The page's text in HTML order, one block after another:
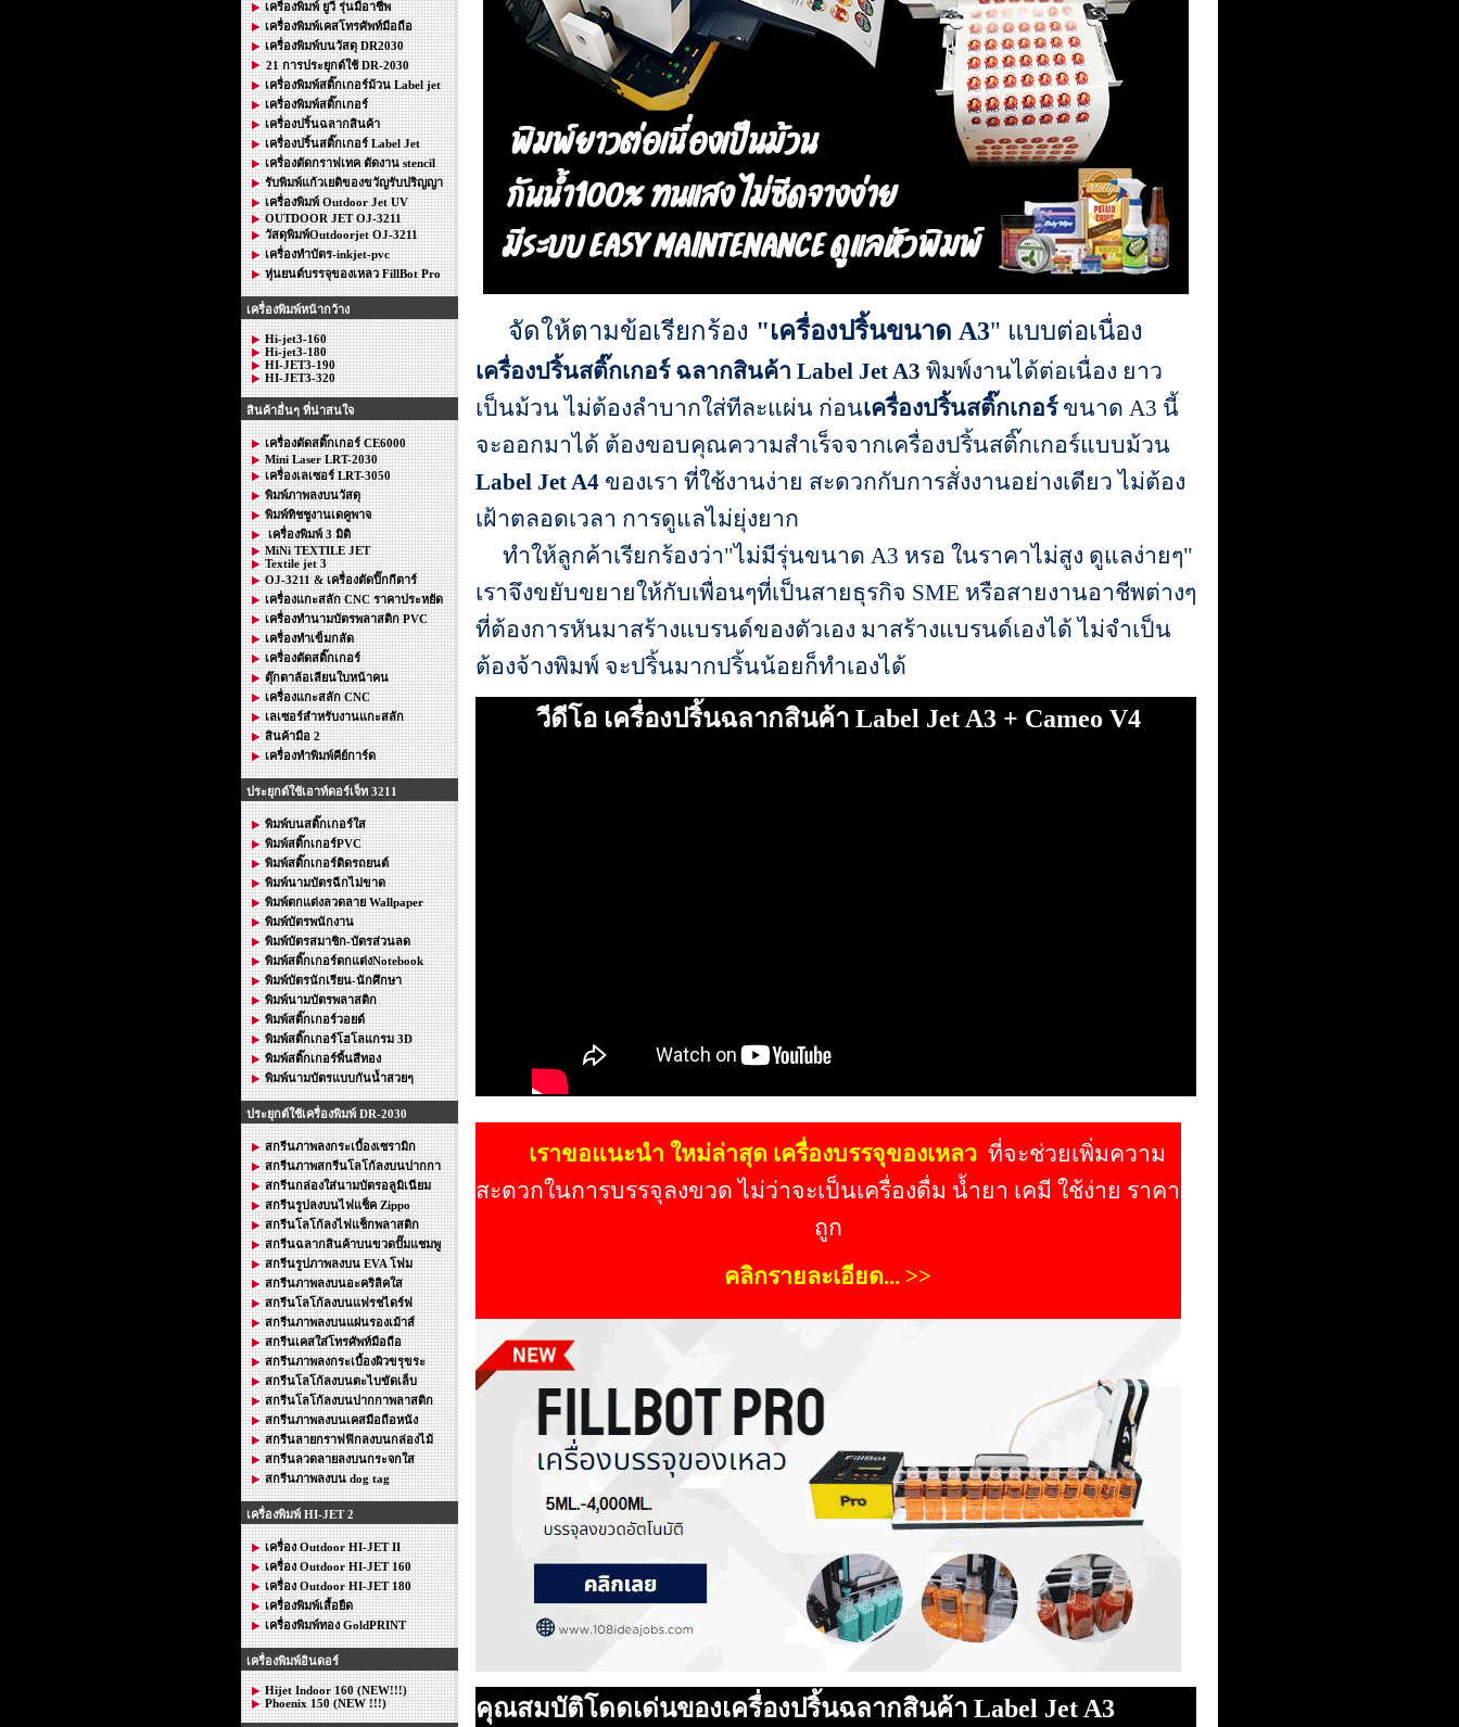
เครื่องพิมพ์ ยูวี รุ่นมือาชีพ
เครื่องพิมพ์เคสโทรศัพท์มือถือ
เครื่องพิมพ์บนวัสดุ DR2030
21 การประยุกต์ใช้ DR-2030
เครื่องพิมพ์สติ๊กเกอร์ม้วน Label jet
เครื่องพิมพ์สติ๊กเกอร์
เครื่องปริ้นฉลากสินค้า
เครื่องปริ้นสติ๊กเกอร์ Label Jet
เครื่องตัดกราฟเทค ตัดงาน stencil
รับพิมพ์แก้วเยติของขวัญรับปริญญา
เครื่องพิมพ์ Outdoor Jet UV
OUTDOOR JET OJ-3211
วัสดุพิมพ์Outdoorjet OJ-3211
เครื่องทำบัตร-inkjet-pvc
หุ่นยนต์บรรจุของเหลว FillBot Pro
เครื่องพิมพ์หน้ากว้าง
Hi-jet3-160
Hi-jet3-180
HI-JET3-190
HI-JET3-320
สินค้าอื่นๆ ที่น่าสนใจ
เครื่องตัดสติ๊กเกอร์ CE6000
Mini Laser LRT-2030
เครื่องเลเซอร์ LRT-3050
พิมพ์ภาพลงบนวัสดุ
พิมพ์ทิชชูงานเดคูพาจ
เครื่องพิมพ์ 3 มิติ
MiNi TEXTILE JET
Textile jet 3
OJ-3211 & เครื่องตัดปิ๊กกีตาร์
เครื่องแกะสลัก CNC ราคาประหยัด
เครื่องทำนามบัตรพลาสติก PVC
เครื่องทำเข็มกลัด
เครื่องตัดสติ๊กเกอร์
ตุ๊กตาล้อเลียนใบหน้าคน
เครื่องแกะสลัก CNC
เลเซอร์สำหรับงานแกะสลัก
สินค้ามือ 2
เครื่องทำพิมพ์คีย์การ์ด
ประยุกต์ใช้เอาท์ดอร์เจ็ท 3211
พิมพ์บนสติ๊กเกอร์ใส
พิมพ์สติ๊กเกอร์PVC
พิมพ์สติ๊กเกอร์ติดรถยนต์
พิมพ์นามบัตรฉีกไม่ขาด
พิมพ์ตกแต่งลวดลาย Wallpaper
พิมพ์บัตรพนักงาน
พิมพ์บัตรสมาชิก-บัตรส่วนลด
พิมพ์สติ๊กเกอร์ตกแต่งNotebook
พิมพ์บัตรนักเรียน-นักศึกษา
พิมพ์นามบัตรพลาสติก
พิมพ์สติ๊กเกอร์วอยด์
พิมพ์สติ๊กเกอร์โฮโลแกรม 3D
พิมพ์สติ๊กเกอร์พื้นสีทอง
พิมพ์นามบัตรแบบกันน้ำสวยๆ
ประยุกต์ใช้เครื่องพิมพ์ DR-2030
สกรีนภาพลงกระเบื้องเซรามิก
สกรีนภาพสกรีนโลโก้ลงบนปากกา
สกรีนกล่องใส่นามบัตรอลูมิเนียม
สกรีนรูปลงบนไฟแช็ค Zippo
สกรีนโลโก้ลงไฟแช็กพลาสติก
สกรีนฉลากสินค้าบนขวดปั๊มแชมพู
สกรีนรูปภาพลงบน EVA โฟม
สกรีนภาพลงบนอะคริลิคใส
สกรีนโลโก้ลงบนแฟรชไดร์ฟ
สกรีนภาพลงบนแผ่นรองเม้าส์
สกรีนเคสใส่โทรศัพท์มือถือ
สกรีนภาพลงกระเบื้องผิวขรุขระ
สกรีนโลโก้ลงบนตะไบขัดเล็บ
สกรีนโลโก้ลงบนปากกาพลาสติก
สกรีนภาพลงบนเคสมือถือหนัง
สกรีนลายกราฟฟิกลงบนกล่องไม้
สกรีนลวดลายลงบนกระจกใส
สกรีนภาพลงบน dog tag
เครื่องพิมพ์ HI-JET 2
เครื่อง Outdoor HI-JET II
เครื่อง Outdoor HI-JET 160
เครื่อง Outdoor HI-JET 180
เครื่องพิมพ์เสื้อยืด
เครื่องพิมพ์ทอง GoldPRINT
เครื่องพิมพ์อินดอร์
Hijet Indoor 160 (NEW!!!)
Phoenix 150 (NEW !!!)
จัดให้ตามข้อเรียกร้อง "เครื่องปริ้นขนาด A3" แบบต่อเนื่อง
เครื่องปริ้นสติ๊กเกอร์ ฉลากสินค้า Label Jet A3 พิมพ์งานได้ต่อเนื่อง ยาว
เป็นม้วน ไม่ต้องลำบากใส่ทีละแผ่น ก่อนเครื่องปริ้นสติ๊กเกอร์ขนาด A3 นี้
จะออกมาได้ ต้องขอบคุณความสำเร็จจากเครื่องปริ้นสติ๊กเกอร์แบบม้วน
Label Jet A4ของเรา ที่ใช้งานง่าย สะดวกกับการสั่งงานอย่างเดียว ไม่ต้อง
เฝ้าตลอดเวลา การดูแลไม่ยุ่งยาก
ทำให้ลูกค้าเรียกร้องว่า"ไม่มีรุ่นขนาด A3 หรอ ในราคาไม่สูง ดูแลง่ายๆ"
เราจึงขยับขยายให้กับเพื่อนๆที่เป็นสายธุรกิจ SME หรือสายงานอาชีพต่างๆ
ที่ต้องการหันมาสร้างแบรนด์ของตัวเอง มาสร้างแบรนด์เองได้ ไม่จำเป็น
ต้องจ้างพิมพ์ จะปริ้นมากปริ้นน้อยก็ทำเองได้
วีดีโอ เครื่องปริ้นฉลากสินค้า Label Jet A3 + Cameo V4
เราขอแนะนำ ใหม่ล่าสุด เครื่องบรรจุของเหลว ที่จะช่วยเพิ่มความ
สะดวกในการบรรจุลงขวด ไม่ว่าจะเป็นเครื่องดื่ม น้ำยา เคมี ใช้ง่าย ราคา
ถูก
คลิกรายละเอียด... >>
คุณสมบัติโดดเด่นของเครื่องปริ้นฉลากสินค้า Label Jet A3